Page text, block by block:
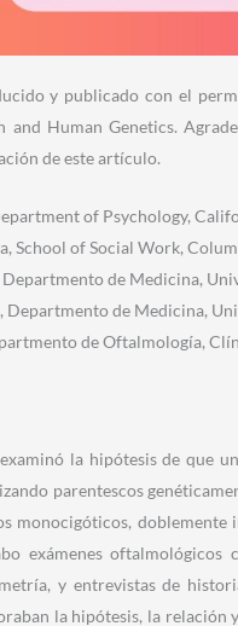
y publicado con el
and Human Genetics.
de este artículo.
of Psychology,
School of Social Work,
Departmento de Medicina,
Departmento de Medicina,
de Oftalmología,
la hipótesis de que
parentescos
monocigóticos,
exámenes
y entrevistas de
la hipótesis, la relación